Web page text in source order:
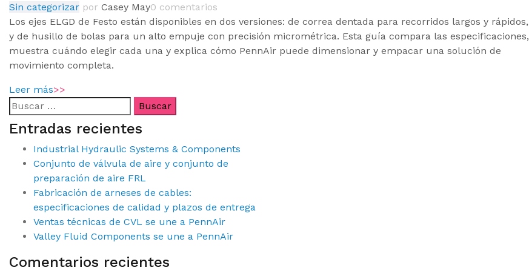
Sin categorizar por Casey May0 comentarios
Los ejes ELGD de Festo están disponibles en dos versiones: de correa dentada para recorridos largos y rápidos,
y de husillo de bolas para un alto empuje con precisión micrométrica. Esta guía compara las especificaciones,
muestra cuándo elegir cada una y explica cómo PennAir puede dimensionar y empacar una solución de
movimiento completa.
Leer más>>
Entradas recientes
Industrial Hydraulic Systems & Components
Conjunto de válvula de aire y conjunto de
preparación de aire FRL
Fabricación de arneses de cables:
especificaciones de calidad y plazos de entrega
Ventas técnicas de CVL se une a PennAir
Valley Fluid Components se une a PennAir
Comentarios recientes